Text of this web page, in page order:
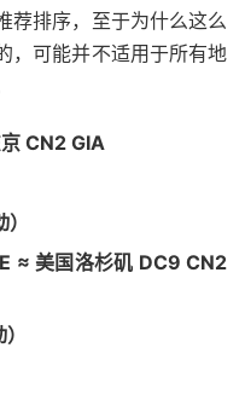
荐排序，至于为什么这么
，可能并不适用于所有地
CN2 GIA
≈ 美国洛杉矶 DC9 CN2